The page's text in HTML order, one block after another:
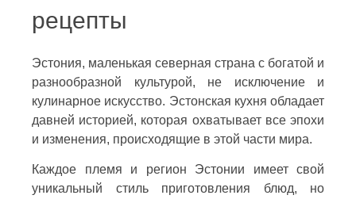
рецепты
Эстония, маленькая северная страна с богатой и
разнообразной культурой, не исключение и
кулинарное искусство. Эстонская кухня обладает
давней историей, которая охватывает все эпохи
и изменения, происходящие в этой части мира.
Каждое племя и регион Эстонии имеет свой
уникальный стиль приготовления блюд, но